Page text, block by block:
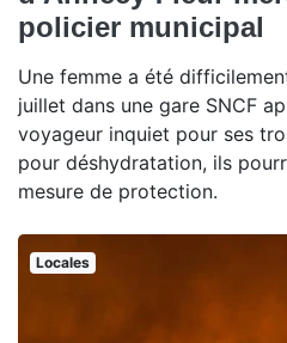
policier municipal
Une femme a été
juillet dans une gare SNCF
voyageur inquiet pour ses
pour déshydratation, ils
mesure de protection.
Locales